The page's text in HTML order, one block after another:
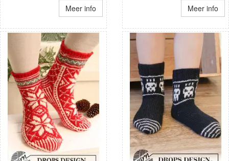
Meer info Meer info